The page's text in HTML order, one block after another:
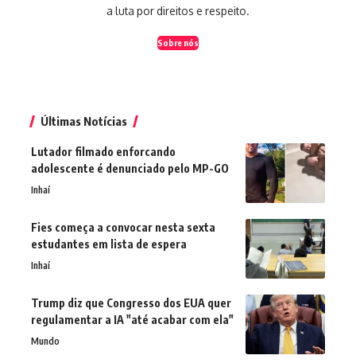
a luta por direitos e respeito.
Sobre nós
Últimas Notícias
Lutador filmado enforcando
adolescente é denunciado pelo MP-GO
Inhaí
Fies começa a convocar nesta sexta
estudantes em lista de espera
Inhaí
Trump diz que Congresso dos EUA quer
regulamentar a IA "até acabar com ela"
Mundo